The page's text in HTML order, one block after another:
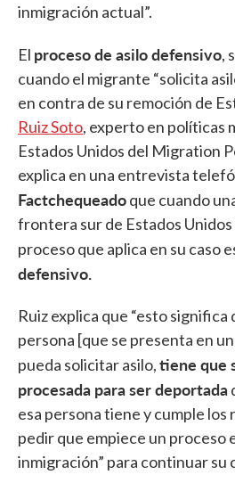
inmigración actual”.
El proceso de asilo defensivo,
cuando el migrante “solicita
en contra de su remoción de
Ruiz Soto, experto en políticas
Estados Unidos del Migration
explica en una entrevista
Factchequeadoque cuando
frontera sur de Estados Unidos
proceso que aplica en su caso
defensivo.
Ruiz explica que “esto significa
persona [que se presenta en
pueda solicitar asilo,tiene que
procesada para ser deportada
esa persona tiene y cumple los
pedir que empiece un proceso
inmigración” para continuar su